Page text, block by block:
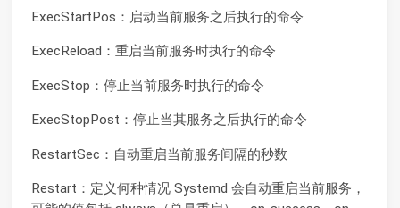
ExecStartPos：启动当前服务之后执行的命令
ExecReload：重启当前服务时执行的命令
ExecStop：停止当前服务时执行的命令
ExecStopPost：停止当其服务之后执行的命令
RestartSec：自动重启当前服务间隔的秒数
Restart：定义何种情况 Systemd 会自动重启当前服务，